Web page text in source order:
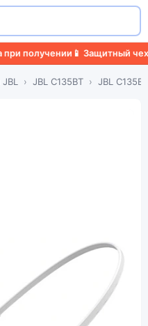
получении📱 Защитный чехол
JBL C135BT JBL